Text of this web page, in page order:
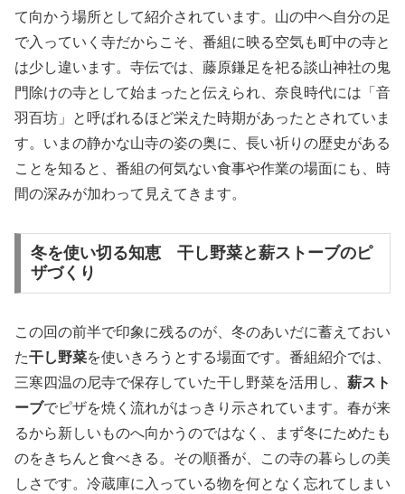
て向かう場所として紹介されています。山の中へ自分の足
で入っていく寺だからこそ、番組に映る空気も町中の寺と
は少し違います。寺伝では、藤原鎌足を祀る談山神社の鬼
門除けの寺として始まったと伝えられ、奈良時代には「音
羽百坊」と呼ばれるほど栄えた時期があったとされていま
す。いまの静かな山寺の姿の奥に、長い祈りの歴史がある
ことを知ると、番組の何気ない食事や作業の場面にも、時
間の深みが加わって見えてきます。
冬を使い切る知恵 干し野菜と薪ストーブのピ
ザづくり
この回の前半で印象に残るのが、冬のあいだに蓄えておい
た干し野菜を使いきろうとする場面です。番組紹介では、
三寒四温の尼寺で保存していた干し野菜を活用し、 薪スト
ーブでピザを焼く流れがはっきり示されています。春が来
るから新しいものへ向かうのではなく、まず冬にためたも
のをきちんと食べきる。その順番が、この寺の暮らしの美
しさです。冷蔵庫に入っている物を何となく忘れてしまい